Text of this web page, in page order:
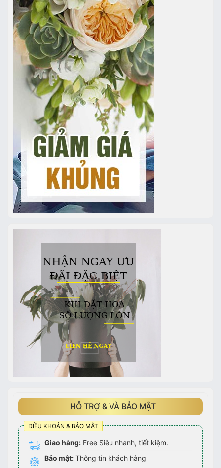
HỖ TRỢ & VÀ BẢO MẬT
ĐIỀU KHOẢN & BẢO MẬT
Giao hàng: Free Siêu nhanh, tiết kiệm.
Bảo mật: Thông tin khách hàng.